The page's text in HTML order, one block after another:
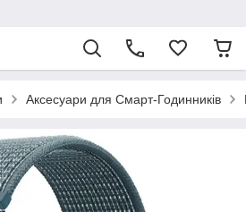
Аксесуари для Смарт-Годинників